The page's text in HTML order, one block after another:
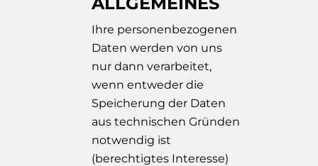
Ihre personenbezogenen
Daten werden von uns
nur dann verarbeitet,
wenn entweder die
Speicherung der Daten
aus technischen Gründen
notwendig ist
(berechtigtes Interesse)